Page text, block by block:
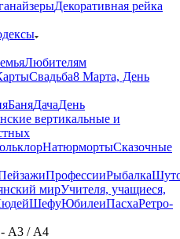
Декоративная рейка
Любителям
Свадьба8 Марта, День
БаняДачаДень
вертикальные и
НатюрмортыСказочные
ПрофессииРыбалка
мирУчителя, учащиеся,
ШефуЮбилеиПасхаРетро-
- А3 / А4